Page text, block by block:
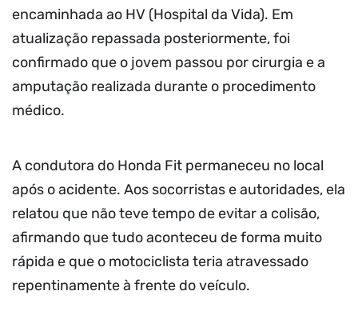
encaminhada ao HV (Hospital da Vida). Em
atualização repassada posteriormente, foi
confirmado que o jovem passou por cirurgia e a
amputação realizada durante o procedimento
médico.
A condutora do Honda Fit permaneceu no local
após o acidente. Aos socorristas e autoridades, ela
relatou que não teve tempo de evitar a colisão,
afirmando que tudo aconteceu de forma muito
rápida e que o motociclista teria atravessado
repentinamente à frente do veículo.